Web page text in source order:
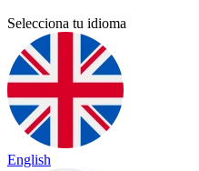
Selecciona tu idioma
English